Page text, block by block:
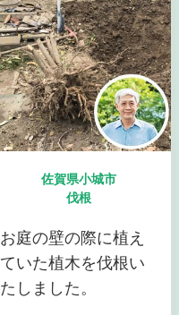
佐賀県小城市
伐根
お庭の壁の際に植え
ていた植木を伐根い
たしました。